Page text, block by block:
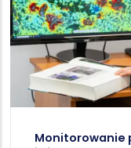
Monitorowanie